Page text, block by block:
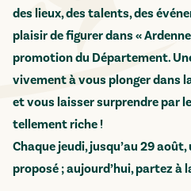
des lieux, des talents, des
plaisir de figurer dans «
promotion du Département.
vivement à vous plonger dans
et vous laisser surprendre par
tellement riche !
Chaque jeudi, jusqu’au 29
proposé ; aujourd’hui, partez à